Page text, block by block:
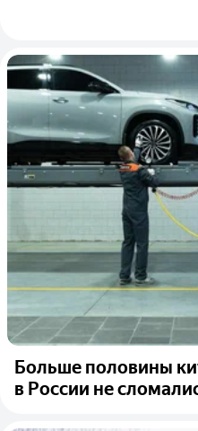
Больше половины
в России не